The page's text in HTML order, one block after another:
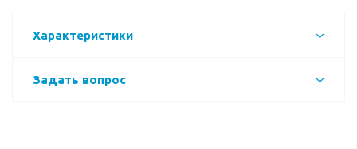
Характеристики
Задать вопрос